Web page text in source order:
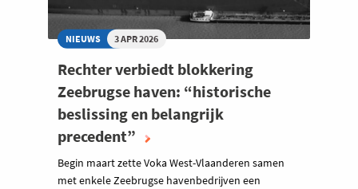
NIEUWS 3 APR 2026
Rechter verbiedt blokkering
Zeebrugse haven: “historische
beslissing en belangrijk
precedent”
Begin maart zette Voka West-Vlaanderen samen
met enkele Zeebrugse havenbedrijven een